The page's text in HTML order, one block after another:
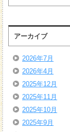
アーカイブ
2026年7月
2026年4月
2025年12月
2025年11月
2025年10月
2025年9月